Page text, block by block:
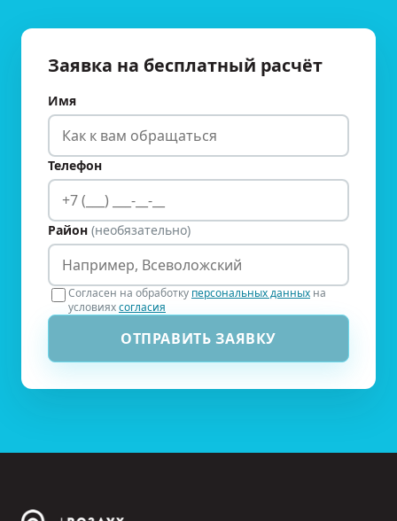
Заявка на бесплатный расчёт
Имя
Телефон
Район (необязательно)
Согласен на обработку персональных данных на
условияхсогласия
ОТПРАВИТЬ ЗАЯВКУ